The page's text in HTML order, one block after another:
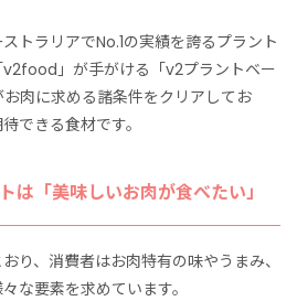
トラリアでNo.1の実績を誇るプラント
」が手がける「v2プラントベー
肉に求める諸条件をクリアしてお
できる食材です。
は「美味しいお肉が食べたい」
り、消費者はお肉特有の味やうまみ、
な要素を求めています。